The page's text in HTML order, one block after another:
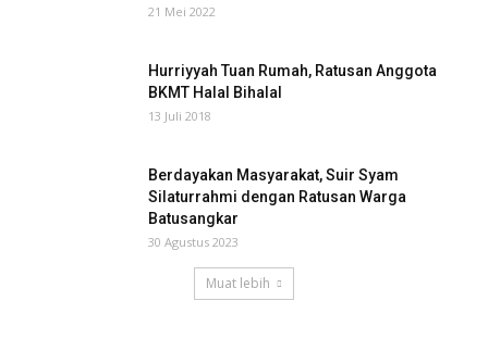
21 Mei 2022
Hurriyyah Tuan Rumah, Ratusan Anggota
BKMT Halal Bihalal
13 Juli 2018
Berdayakan Masyarakat, Suir Syam
Silaturrahmi dengan Ratusan Warga
Batusangkar
30 Agustus 2023
Muat lebih